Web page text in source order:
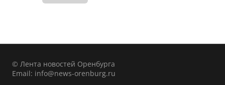
© Лента новостей Оренбурга
Email: info@news-orenburg.ru